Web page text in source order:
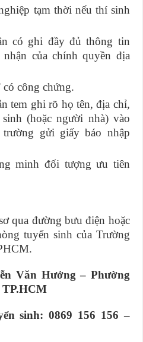
tạm thời nếu thí sinh
có ghi đầy đủ thông tin
của chính quyền địa
công chứng.
tem ghi rõ họ tên, địa chỉ,
(hoặc người nhà) vào
gửi giấy báo nhập
minh đối tượng ưu tiên
qua đường bưu điện hoặc
tuyển sinh của Trường
Văn Hưởng – Phường
TP.HCM
sinh: 0869 156 156 –